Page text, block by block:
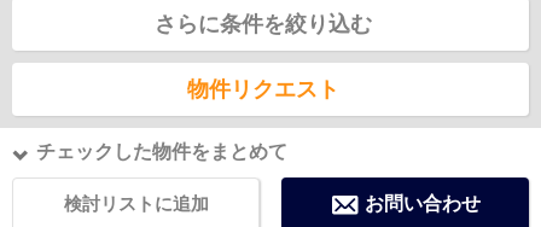
さらに条件を絞り込む
物件リクエスト
チェックした物件をまとめて
検討リストに追加 お問い合わせ